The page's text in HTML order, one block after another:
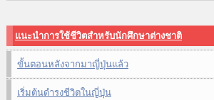
แนะนำการใช้ชีวิตสำหรับนักศึกษาต่างชาติ
ขั้นตอนหลังจากมาญี่ปุ่นแล้ว
เริ่มต้นดำรงชีวิตในญี่ปุ่น